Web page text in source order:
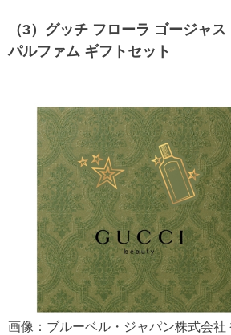
（3）グッチ フローラ ゴージャ
パルファム ギフトセット
画像：ブルーベル・ジャパン株式会社